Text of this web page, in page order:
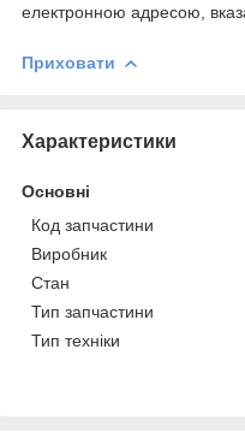
електронною адресою,
Приховати
Характеристики
Основні
Код запчастини
Виробник
Стан
Тип запчастини
Тип техніки